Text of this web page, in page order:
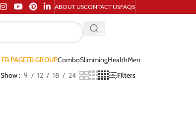
ABOUT USCONTACT USFAQS
FB PAGEFB GROUPComboSlimmingHealthMen
Show 9 12 18 24 Filters